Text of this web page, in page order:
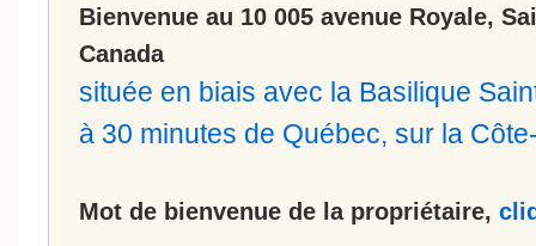
Bienvenue au 10 005 avenue Royale,
Canada
située en biais avec la Basilique
à 30 minutes de Québec, sur la
Mot de bienvenue de la propriétaire,